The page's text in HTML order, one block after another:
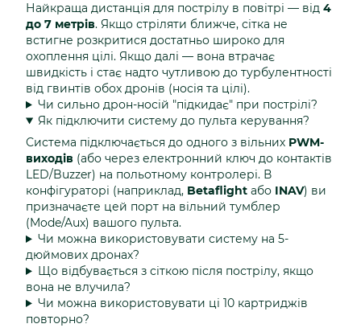
Найкраща дистанція для пострілу в повітрі — від 4
до 7 метрів. Якщо стріляти ближче, сітка не
встигне розкритися достатньо широко для
охоплення цілі. Якщо далі — вона втрачає
швидкість і стає надто чутливою до турбулентності
від гвинтів обох дронів (носія та цілі).
Чи сильно дрон-носій "підкидає" при пострілі?
Як підключити систему до пульта керування?
Система підключається до одного з вільних PWM-
виходів (або через електронний ключ до контактів
LED/Buzzer) на польотному контролері. В
конфігураторі (наприклад, Betaflight або INAV) ви
призначаєте цей порт на вільний тумблер
(Mode/Aux) вашого пульта.
Чи можна використовувати систему на 5-
дюймових дронах?
Що відбувається з сіткою після пострілу, якщо
вона не влучила?
Чи можна використовувати ці 10 картриджів
повторно?